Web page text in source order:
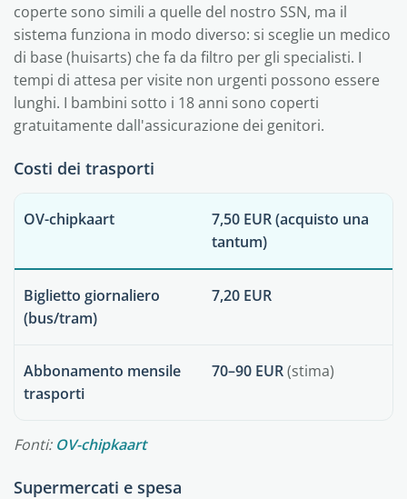
coperte sono simili a quelle del nostro SSN, ma il
sistema funziona in modo diverso: si sceglie un medico
di base (huisarts) che fa da filtro per gli specialisti. I
tempi di attesa per visite non urgenti possono essere
lunghi. I bambini sotto i 18 anni sono coperti
gratuitamente dall'assicurazione dei genitori.
Costi dei trasporti
OV-chipkaart 7,50 EUR(acquisto una
tantum)
Biglietto giornaliero
(bus/tram)
7,20 EUR
Abbonamento mensile
trasporti
70–90 EUR(stima)
Fonti: OV-chipkaart
Supermercati e spesa